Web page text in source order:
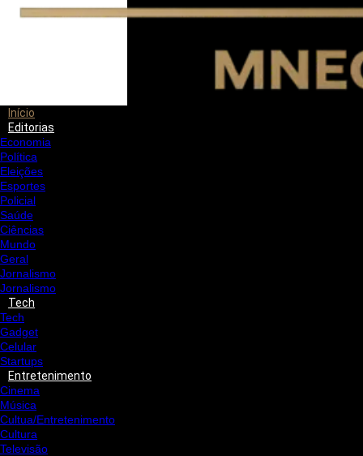
Início
Editorias
Economia
Política
Eleições
Esportes
Policial
Saúde
Ciências
Mundo
Geral
Jornalismo
Jornalismo
Tech
Tech
Gadget
Celular
Startups
Entretenimento
Cinema
Música
Cultua/Entretenimento
Cultura
Televisão